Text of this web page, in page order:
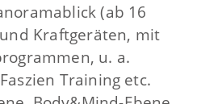
(ab 16
Kraftgeräten, mit
u. a.
Training etc.